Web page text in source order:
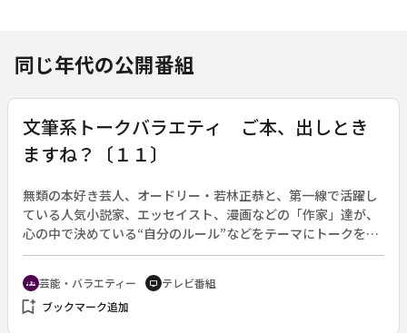
同じ年代の公開番組
文筆系トークバラエティ ご本、出しとき
ますね？〔１１〕
無類の本好き芸人、オードリー・若林正恭と、第一線で活躍し
ている人気小説家、エッセイスト、漫画などの「作家」達が、
心の中で決めている“自分のルール”などをテーマにトークを繰
り広げる文筆系トークバラエティ。（２０１６年４月８日～６
月２４日放送、全１２回）◆第１１回。番組最多出演の西加奈
子と、西とも親交のある角田光代をゲストに迎える前後編の前
編。トークテーマは、「今の自分はかつて想像していた自分と
groups 芸能・バラエティー tv テレビ番組
bookmark_add ブックマーク追加